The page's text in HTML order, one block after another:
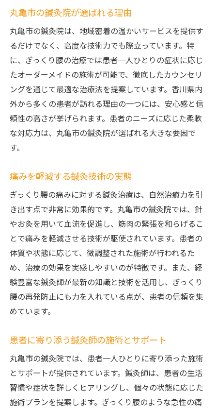
専門家が推奨するぎっくり腰予防策
心身ともにリフレッシュ丸亀市の鍼灸院の魅力
リラクゼーションを提供する鍼灸施術
心地よい空間づくりと患者への配慮
ストレス緩和と心身のバランス調整
鍼灸施術のリフレッシュ効果を体験
心身の健康を支える鍼灸院の特徴
丸亀市の鍼灸院が提供する総合ケア
ぎっくり腰への初期対応と鍼灸の役割
鍼灸施術の流れとその効果的利用法
施術後のケアでぎっくり腰を完全克服
専門家のアドバイスで実現する早期改善
鍼灸院での治療プランとその進め方
ぎっくり腰克服に向けたマインドセット
地域密着の鍼灸院でぎっくり腰に立ち向かう
地域医療と連携した鍼灸院の存在価値
地域住民の健康を支える鍼灸院の実態
地域資源を活用した鍼灸施術の特長
コミュニティとの絆を深める施術体験
地域密着型鍼灸院が目指す未来
痛みを和らげる鍼灸院の施術と丸亀市での活用
法
丸亀市の鍼灸院が選ばれる理由
丸亀市の鍼灸院は、地域密着の温かいサービスを提供す
るだけでなく、高度な技術力でも際立っています。特
に、ぎっくり腰の治療では患者一人ひとりの症状に応じ
たオーダーメイドの施術が可能で、徹底したカウンセリ
ングを通じて最適な治療法を提案しています。香川県内
外から多くの患者が訪れる理由の一つには、安心感と信
頼性の高さが挙げられます。患者のニーズに応じた柔軟
な対応力は、丸亀市の鍼灸院が選ばれる大きな要因で
す。
痛みを軽減する鍼灸技術の実態
ぎっくり腰の痛みに対する鍼灸治療は、自然治癒力を引
き出す点で非常に効果的です。丸亀市の鍼灸院では、針
やお灸を用いて血流を促進し、筋肉の緊張を和らげるこ
とで痛みを軽減させる技術が駆使されています。患者の
体質や状態に応じて、微調整された施術が行われるた
め、治療の効果を実感しやすいのが特徴です。また、経
験豊富な鍼灸師が最新の知識と技術を活用し、ぎっくり
腰の再発防止にも力を入れている点が、患者の信頼を集
めています。
患者に寄り添う鍼灸師の施術とサポート
丸亀市の鍼灸院では、患者一人ひとりに寄り添った施術
とサポートが提供されています。鍼灸師は、患者の生活
習慣や症状を詳しくヒアリングし、個々の状態に応じた
施術プランを提案します。ぎっくり腰のような急性の痛